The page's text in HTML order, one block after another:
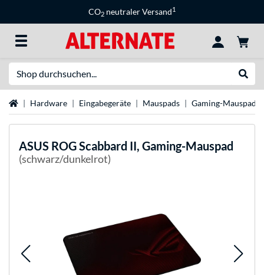
CO2 neutraler Versand1
StartseiteHardware Eingabegeräte Mauspads Gaming-Mauspads
ASUS ROG Scabbard II, Gaming-Mauspad
(schwarz/dunkelrot)